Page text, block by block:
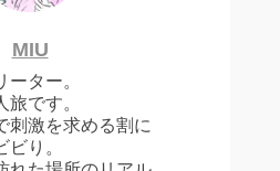
MIU
ター。
です。
刺激を求める割に
り。